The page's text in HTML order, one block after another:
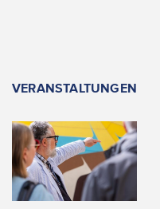
VERANSTALTUNGEN